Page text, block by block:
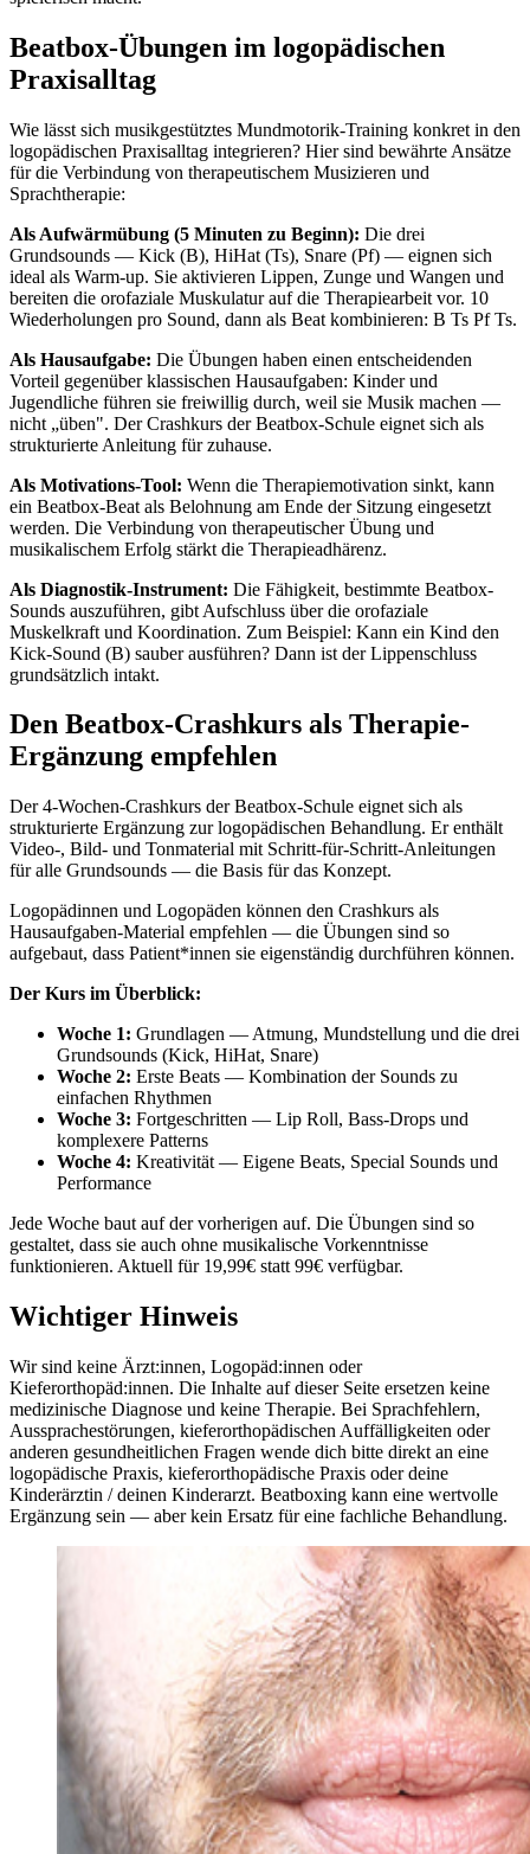
Beatbox-Übungen im logopädischen
Praxisalltag
Wie lässt sich musikgestütztes Mundmotorik-Training konkret in den
logopädischen Praxisalltag integrieren? Hier sind bewährte Ansätze
für die Verbindung von therapeutischem Musizieren und
Sprachtherapie:
Als Aufwärmübung (5 Minuten zu Beginn): Die drei
Grundsounds — Kick (B), HiHat (Ts), Snare (Pf) — eignen sich
ideal als Warm-up. Sie aktivieren Lippen, Zunge und Wangen und
bereiten die orofaziale Muskulatur auf die Therapiearbeit vor. 10
Wiederholungen pro Sound, dann als Beat kombinieren: B Ts Pf Ts.
Als Hausaufgabe: Die Übungen haben einen entscheidenden
Vorteil gegenüber klassischen Hausaufgaben: Kinder und
Jugendliche führen sie freiwillig durch, weil sie Musik machen —
nicht „üben". Der Crashkurs der Beatbox-Schule eignet sich als
strukturierte Anleitung für zuhause.
Als Motivations-Tool: Wenn die Therapiemotivation sinkt, kann
ein Beatbox-Beat als Belohnung am Ende der Sitzung eingesetzt
werden. Die Verbindung von therapeutischer Übung und
musikalischem Erfolg stärkt die Therapieadhärenz.
Als Diagnostik-Instrument: Die Fähigkeit, bestimmte Beatbox-
Sounds auszuführen, gibt Aufschluss über die orofaziale
Muskelkraft und Koordination. Zum Beispiel: Kann ein Kind den
Kick-Sound (B) sauber ausführen? Dann ist der Lippenschluss
grundsätzlich intakt.
Den Beatbox-Crashkurs als Therapie-
Ergänzung empfehlen
Der 4-Wochen-Crashkurs der Beatbox-Schule eignet sich als
strukturierte Ergänzung zur logopädischen Behandlung. Er enthält
Video-, Bild- und Tonmaterial mit Schritt-für-Schritt-Anleitungen
für alle Grundsounds — die Basis für das Konzept.
Logopädinnen und Logopäden können den Crashkurs als
Hausaufgaben-Material empfehlen — die Übungen sind so
aufgebaut, dass Patient*innen sie eigenständig durchführen können.
Der Kurs im Überblick:
Woche 1: Grundlagen — Atmung, Mundstellung und die drei
Grundsounds (Kick, HiHat, Snare)
Woche 2: Erste Beats — Kombination der Sounds zu
einfachen Rhythmen
Woche 3: Fortgeschritten — Lip Roll, Bass-Drops und
komplexere Patterns
Woche 4: Kreativität — Eigene Beats, Special Sounds und
Performance
Jede Woche baut auf der vorherigen auf. Die Übungen sind so
gestaltet, dass sie auch ohne musikalische Vorkenntnisse
funktionieren. Aktuell für 19,99€ statt 99€ verfügbar.
Wichtiger Hinweis
Wir sind keine Ärzt:innen, Logopäd:innen oder
Kieferorthopäd:innen. Die Inhalte auf dieser Seite ersetzen keine
medizinische Diagnose und keine Therapie. Bei Sprachfehlern,
Aussprachestörungen, kieferorthopädischen Auffälligkeiten oder
anderen gesundheitlichen Fragen wende dich bitte direkt an eine
logopädische Praxis, kieferorthopädische Praxis oder deine
Kinderärztin / deinen Kinderarzt. Beatboxing kann eine wertvolle
Ergänzung sein — aber kein Ersatz für eine fachliche Behandlung.